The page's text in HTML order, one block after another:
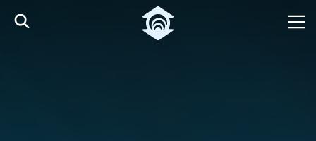
Pular para o Conteúdo principal